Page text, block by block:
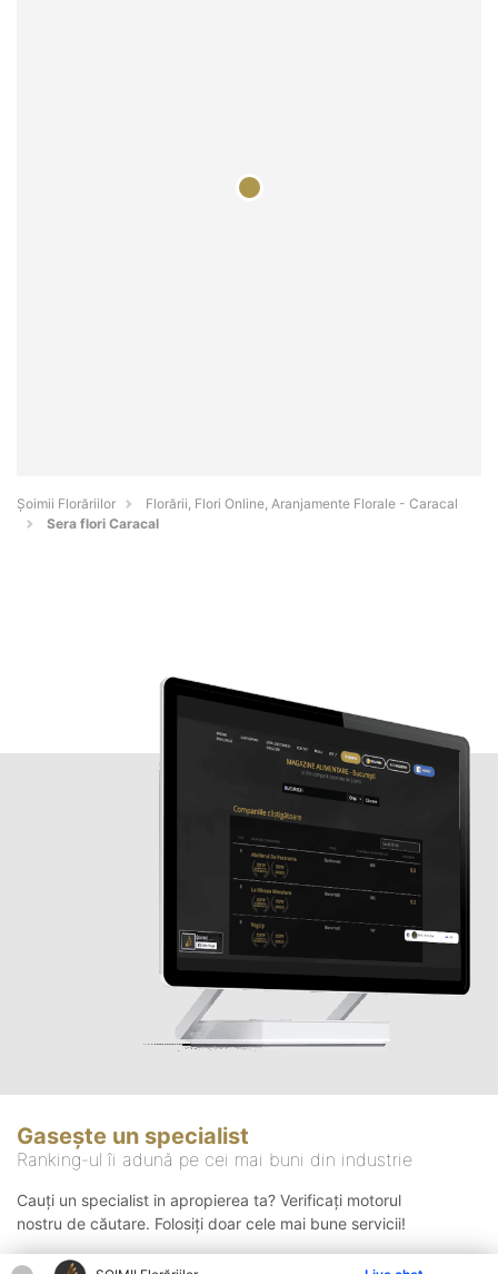
Șoimii Florăriilor
Florării, Flori Online, Aranjamente Florale - Caracal
Sera flori Caracal
Gasește un specialist
Ranking-ul îi adună pe cei mai buni din industrie
Cauți un specialist in apropierea ta? Verificați motorul
nostru de căutare. Folosiți doar cele mai bune servicii!